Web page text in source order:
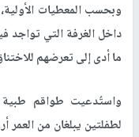
وبحسب المعطيات
داخل الغرفة التي تواجد
ما أدى إلى تعرضهم
واستُدعيت طواقم
لطفلتين يبلغان من